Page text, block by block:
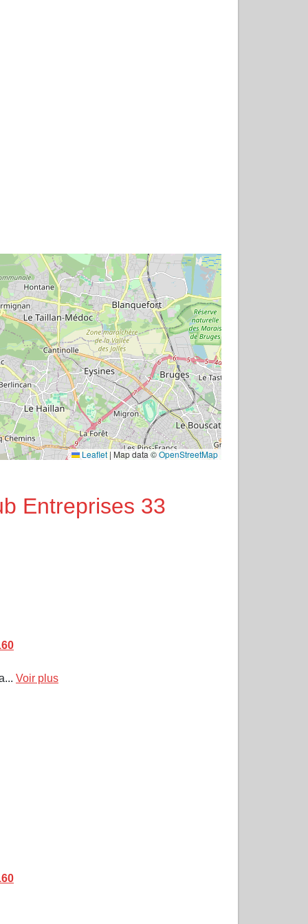
Leaflet | Map data ©OpenStreetMap
Entreprises 33
Voir plus